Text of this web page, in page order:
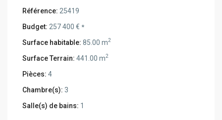
Référence: 25419
Budget: 257 400 €*
Surface habitable: 85.00 m2
Surface Terrain: 441.00 m2
Pièces: 4
Chambre(s): 3
Salle(s) de bains: 1